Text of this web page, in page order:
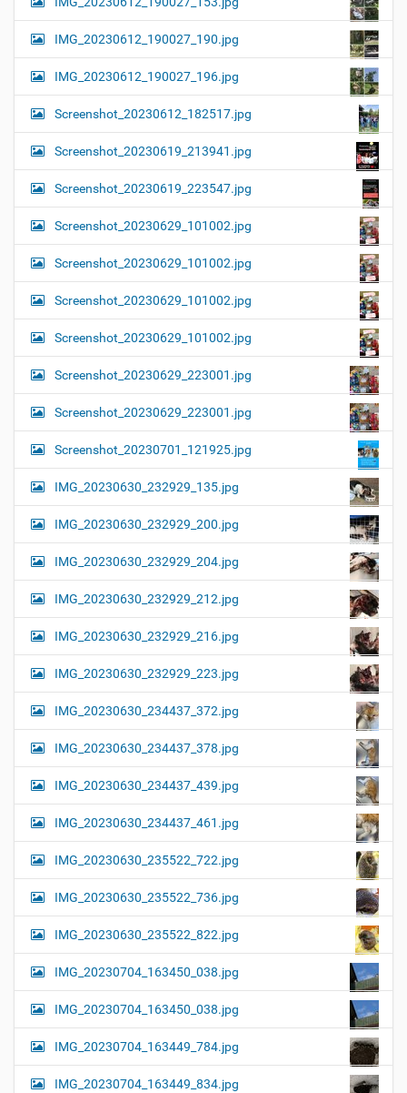
IMG_20230612_190027_190.jpg
IMG_20230612_190027_196.jpg
Screenshot_20230612_182517.jpg
Screenshot_20230619_213941.jpg
Screenshot_20230619_223547.jpg
Screenshot_20230629_101002.jpg
Screenshot_20230629_101002.jpg
Screenshot_20230629_101002.jpg
Screenshot_20230629_101002.jpg
Screenshot_20230629_223001.jpg
Screenshot_20230629_223001.jpg
Screenshot_20230701_121925.jpg
IMG_20230630_232929_135.jpg
IMG_20230630_232929_200.jpg
IMG_20230630_232929_204.jpg
IMG_20230630_232929_212.jpg
IMG_20230630_232929_216.jpg
IMG_20230630_232929_223.jpg
IMG_20230630_234437_372.jpg
IMG_20230630_234437_378.jpg
IMG_20230630_234437_439.jpg
IMG_20230630_234437_461.jpg
IMG_20230630_235522_722.jpg
IMG_20230630_235522_736.jpg
IMG_20230630_235522_822.jpg
IMG_20230704_163450_038.jpg
IMG_20230704_163450_038.jpg
IMG_20230704_163449_784.jpg
IMG_20230704_163449_834.jpg